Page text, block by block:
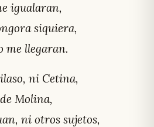
igualaran,
siquiera,
me llegaran.
ni Cetina,
Molina,
ni otros sujetos,